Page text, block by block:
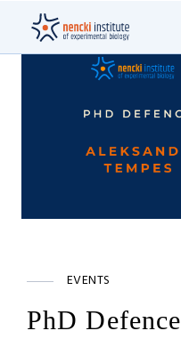
EVENTS
PhD Defence